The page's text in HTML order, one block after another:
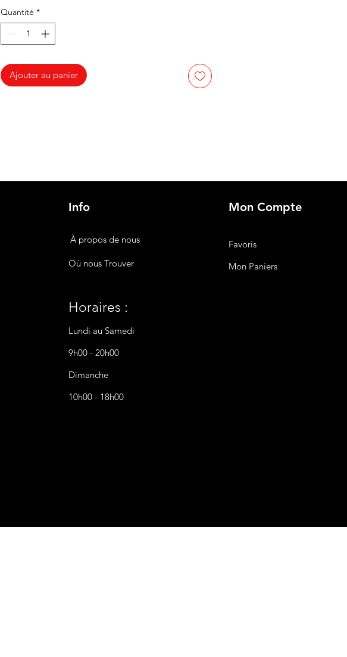
Quantité *
Ajouter au panier
Info
Où nous Trouver
Horaires :
Lundi au Samedi
9h00 - 20h00
Dimanche
10h00 - 18h00
À propos de nous
Mon Compte
Favoris
Mon Paniers